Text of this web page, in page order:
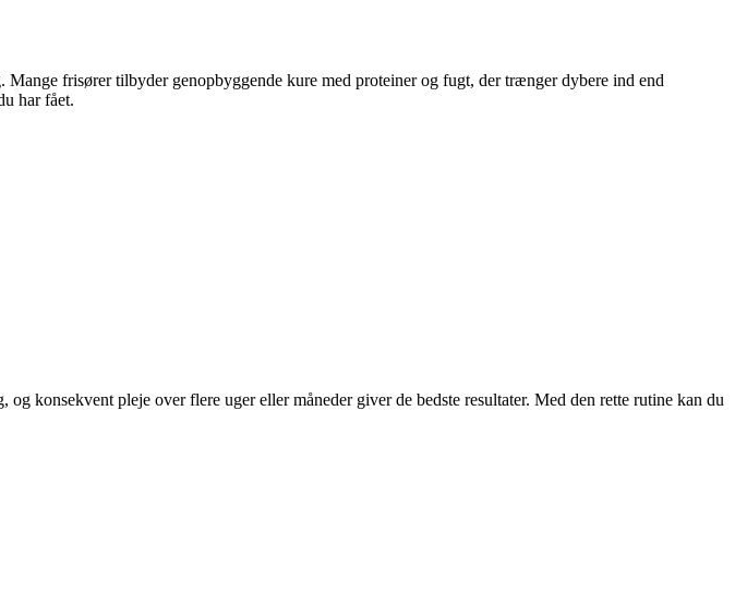
frisører tilbyder genopbyggende kure med proteiner og fugt, der trænger dybere ind end
har fået.
konsekvent pleje over flere uger eller måneder giver de bedste resultater. Med den rette rutine kan du